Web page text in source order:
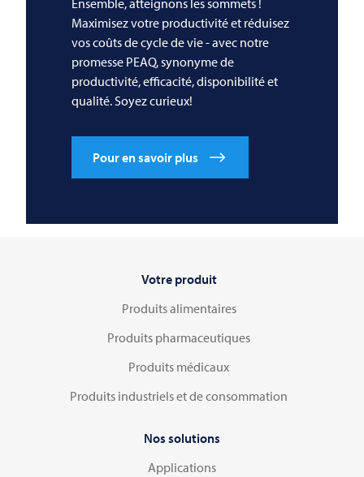
Ensemble, atteignons les sommets !
Maximisez votre productivité et réduisez
vos coûts de cycle de vie - avec notre
promesse PEAQ, synonyme de
productivité, efficacité, disponibilité et
qualité. Soyez curieux!
Pour en savoir plus
Votre produit
Produits alimentaires
Produits pharmaceutiques
Produits médicaux
Produits industriels et de consommation
Nos solutions
Applications